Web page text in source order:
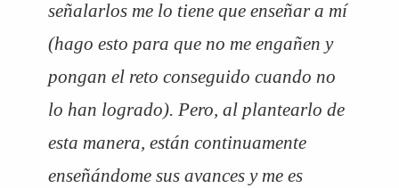
señalarlos me lo tiene que enseñar a mí
(hago esto para que no me engañen y
pongan el reto conseguido cuando no
lo han logrado). Pero, al plantearlo de
esta manera, están continuamente
enseñándome sus avances y me es